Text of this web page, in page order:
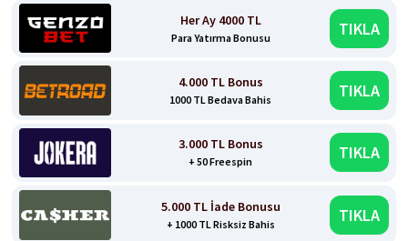
Her Ay 4000 TL
Para Yatırma Bonusu TIKLA
4.000 TL Bonus
1000 TL Bedava Bahis TIKLA
3.000 TL Bonus
+ 50 Freespin TIKLA
5.000 TL İade Bonusu
+ 1000 TL Risksiz Bahis TIKLA